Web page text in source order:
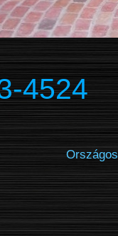
Országos